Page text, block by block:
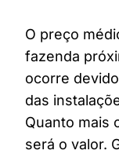
O preço
fazenda
ocorre
das
Quanto mais
será o valor.